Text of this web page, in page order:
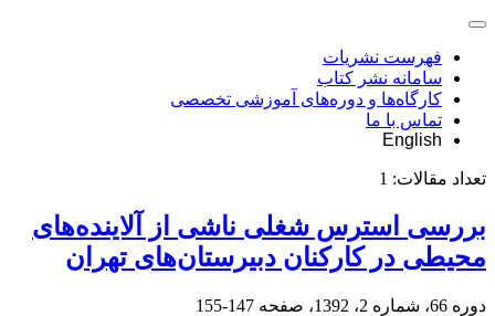
فهرست نشریات
سامانه نشر کتاب
کارگاه‌ها و دوره‌های آموزشی تخصصی
تماس با ما
English
تعداد مقالات: 1
بررسی استرس شغلی ناشی از آلاینده‌های
محیطی در کارکنان دبیرستان‌های تهران
دوره 66، شماره 2، 1392، صفحه 147-155